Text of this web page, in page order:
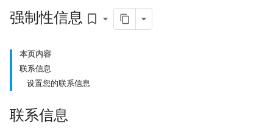
强制性信息 bookmark_border
本页内容
联系信息
设置您的联系信息
联系信息